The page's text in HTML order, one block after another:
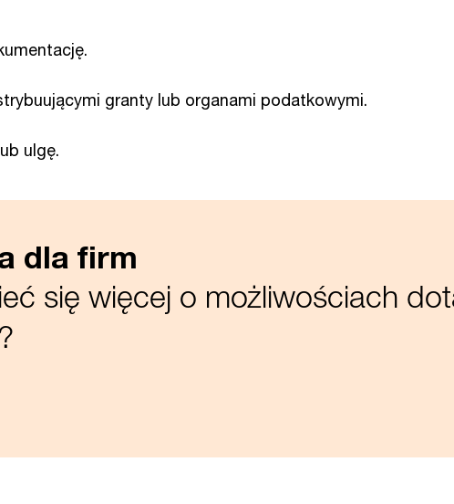
granty lub organami podatkowymi.
ulgę.
dla firm
się więcej o możliwościach